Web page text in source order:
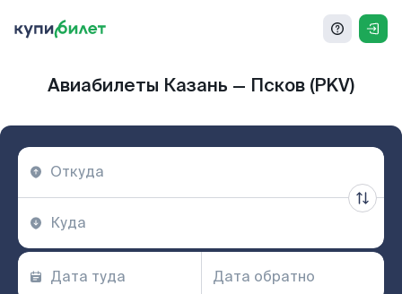
Авиабилеты Казань — Псков (PKV)